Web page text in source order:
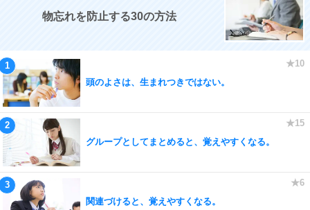
物忘れを防止する30の方法
頭のよさは、生まれつきではない。
グループとしてまとめると、覚えやすくなる。
関連づけると、覚えやすくなる。